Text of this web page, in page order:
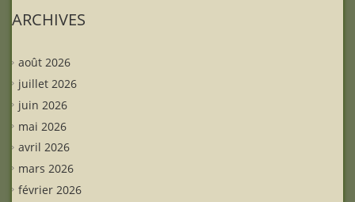
ARCHIVES
août 2026
juillet 2026
juin 2026
mai 2026
avril 2026
mars 2026
février 2026